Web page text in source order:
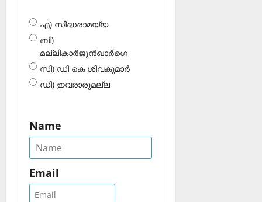
എ) സിദ്ധരാമയ്യ
ബി)
മല്ലികാർജുൻഖാർഗെ
സി) ഡി കെ ശിവകുമാർ
ഡി) ഇവരാരുമല്ല
Name
Email